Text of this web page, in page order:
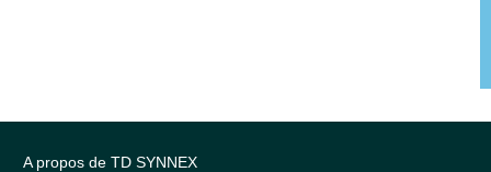
A propos de TD SYNNEX